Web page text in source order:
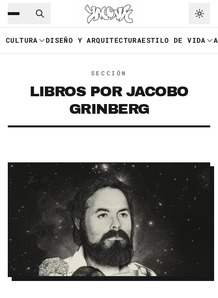
Saltar al contenido principal
CULTURA DISEÑO Y ARQUITECTURAESTILO DE VIDA
SECCIÓN
LIBROS POR JACOBO
GRINBERG